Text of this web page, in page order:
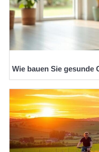
Wie bauen Sie